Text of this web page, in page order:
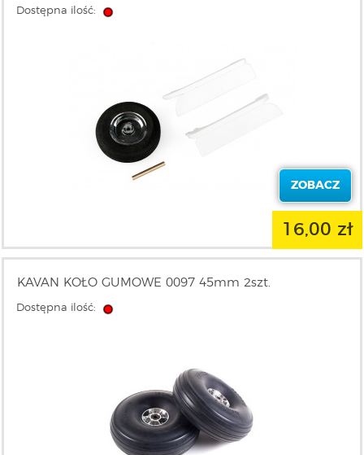
Dostępna ilość:
ZOBACZ
16,00 zł
KAVAN KOŁO GUMOWE 0097 45mm 2szt.
Dostępna ilość: